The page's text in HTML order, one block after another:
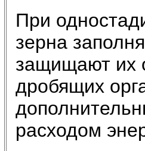
При
зерна
защищают их
дробящих
расходом